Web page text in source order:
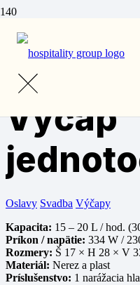
Domov/Prenájom/Výčapy s
Výčap
Oslavy Svadba Výčapy
Kapacita: 15 – 20 L / hod.
Príkon / napätie: 334 W /
Rozmery: Š 17 × H 28 × V
Materiál: Nerez a plast
Príslušenstvo: 1 narážacia